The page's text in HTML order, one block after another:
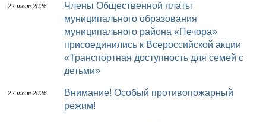
22 июня 2026
Члены Общественной платы
муниципального образования
муниципального района «Печора»
присоединились к Всероссийской акции
«Транспортная доступность для семей с
детьми»
22 июня 2026
Внимание! Особый противопожарный
режим!